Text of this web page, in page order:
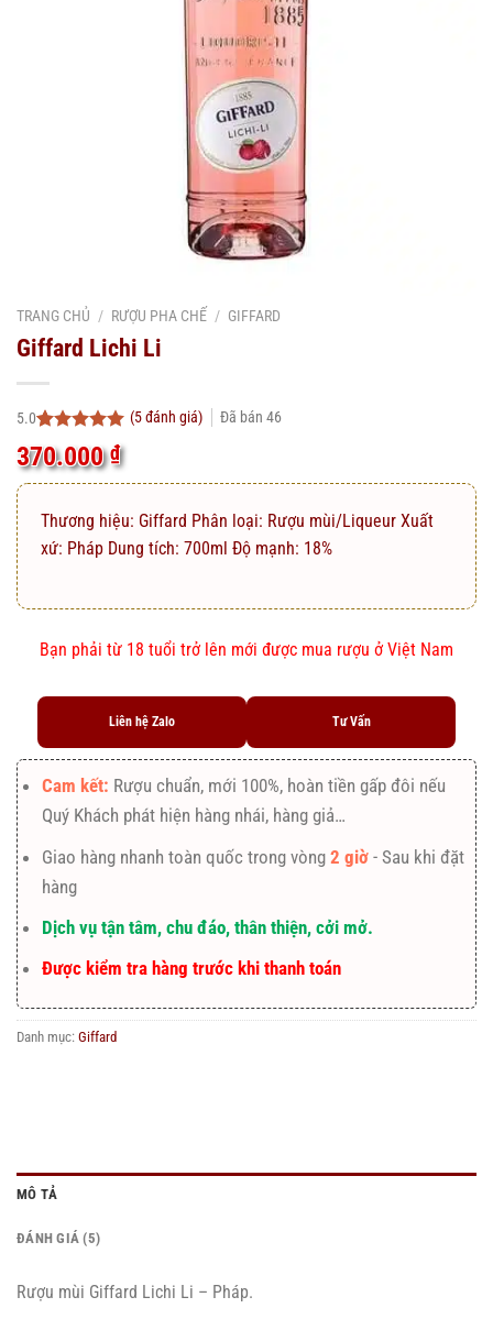
TRANG CHỦ / RƯỢU PHA CHẾ / GIFFARD
Giffard Lichi Li
5.0
5.0 trên 5
dựa trên
5
đánh giá
(5đánh giá) Đã bán 46
370.000₫
Thương hiệu: Giffard Phân loại: Rượu mùi/Liqueur Xuất
xứ: Pháp Dung tích: 700ml Độ mạnh: 18%
Bạn phải từ 18 tuổi trở lên mới được mua rượu ở Việt Nam
Liên hệ Zalo Tư Vấn
Cam kết: Rượu chuẩn, mới 100%, hoàn tiền gấp đôi nếu
Quý Khách phát hiện hàng nhái, hàng giả…
Giao hàng nhanh toàn quốc trong vòng2 giờ - Sau khi đặt
hàng
Dịch vụ tận tâm, chu đáo, thân thiện, cởi mở.
Được kiểm tra hàng trước khi thanh toán
Danh mục: Giffard
MÔ TẢ
ĐÁNH GIÁ (5)
Rượu mùi Giffard Lichi Li – Pháp.